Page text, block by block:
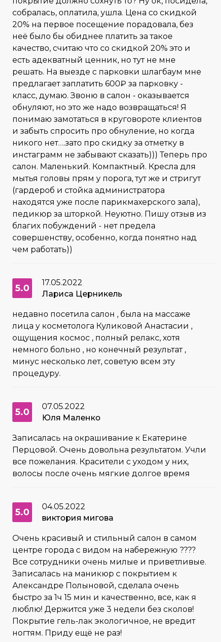
собралась, оплатила, ушла. Цена со скидкой
20% на первое посещение порадовала, без
неё было бы обиднее платить за такое
качество, считаю что со скидкой 20% это и
есть адекватный ценник, но тут не мне
решать. На выезде с парковки шлагбаум мне
предлагает заплатить 600₽ за парковку -
класс, думаю. Звоню в салон - оказывается
обнуляют, но это же надо возвращаться! Я
понимаю замотаться в круговороте клиентов
и забыть спросить про обнуление, но когда
никого нет….зато про скидку за отметку в
инстаграмм не забывают сказать))) Теперь про
салон. Маленький. Компактный. Кресла для
мытья головы прям у порога, тут же и стригут
(гардероб и стойка администратора
находятся уже после парикмахерского зала),
педикюр за шторкой. Неуютно. Пишу отзыв из
благих побуждений - нет предела
совершенству, особенно, когда понятно над
чем работать))
5.0
17.05.2022
Лариса Церникель
недавно посетила салон , была на массаже
лица у косметолога Куликовой Анастасии ,
ощущения космос , полный релакс, хотя
немного больно , но конечный результат ,
минус несколько лет, советую всем эту
процедуру.
5.0
07.05.2022
Юля Маленко
Записалась на окрашивание к Екатерине
Перцовой. Очень довольна результатом. Учли
все пожелания. Красители с уходом у них,
волосы после очень мягкие долгое время
5.0
04.05.2022
виктория мигова
Очень красивый и стильный салон в самом
центре города с видом на набережную ????
Все сотрудники очень милые и приветливые.
Записалась на маникюр с покрытием к
Александре Полыновой, сделала очень
быстро за 1ч 15 мин и качественно, все, как я
люблю! Держится уже 3 недели без сколов!
Покрытие гель-лак экологичное, не вредит
ногтям. Приду ещё не раз!